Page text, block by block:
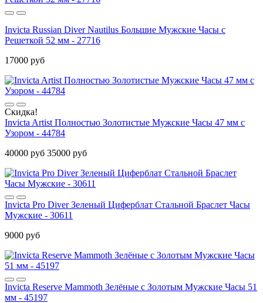
Invicta Russian Diver Nautilus Большие Мужские Часы с
Решеткой 52 мм - 27716
17000 руб
Скидка!
Invicta Artist Полностью Золотистые Мужские Часы 47 мм с
Узором - 44784
40000 руб 35000 руб
Invicta Pro Diver Зеленый Циферблат Стальной Браслет Часы
Мужские - 30611
9000 руб
Invicta Reserve Mammoth Зелёные с Золотым Мужские Часы 51
мм - 45197